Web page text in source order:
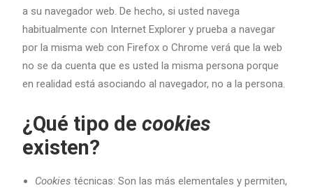
a su navegador web. De hecho, si usted navega
habitualmente con Internet Explorer y prueba a navegar
por la misma web con Firefox o Chrome verá que la web
no se da cuenta que es usted la misma persona porque
en realidad está asociando al navegador, no a la persona.
¿Qué tipo de cookies
existen?
Cookies técnicas: Son las más elementales y permiten,